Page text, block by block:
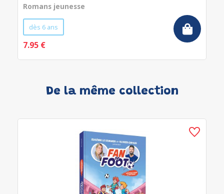
Romans jeunesse
dès 6 ans
7.95 €
De la même collection